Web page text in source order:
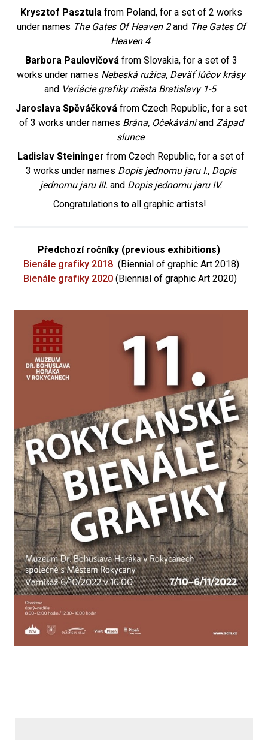
Krysztof Pasztulafrom Poland, for a set of 2 works
under names The Gates Of Heaven 2and The Gates Of
Heaven 4.
Barbora Paulovičováfrom Slovakia, for a set of 3
works under names Nebeská ružica, Deväť lúčov krásy
and Variácie grafiky města Bratislavy 1-5.
Jaroslava Spěváčková from Czech Republic, for a set
of 3 works under names Brána, Očekáváníand Západ
slunce.
Ladislav Steininger from Czech Republic, for a set of
3 works under names Dopis jednomu jaru I., Dopis
jednomu jaru III. and Dopis jednomu jaru IV.
Congratulations to all graphic artists!
Předchozí ročníky (previous exhibitions)
Bienále grafiky 2018(Biennial of graphic Art 2018)
Bienále grafiky 2020(Biennial of graphic Art 2020)